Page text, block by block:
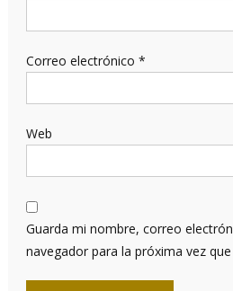
Correo electrónico *
Web
Guarda mi nombre, correo
navegador para la próxima vez